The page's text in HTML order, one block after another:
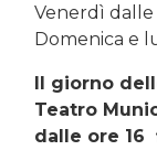
Venerdì dalle
Domenica e
Il giorno
Teatro
dalle ore 16